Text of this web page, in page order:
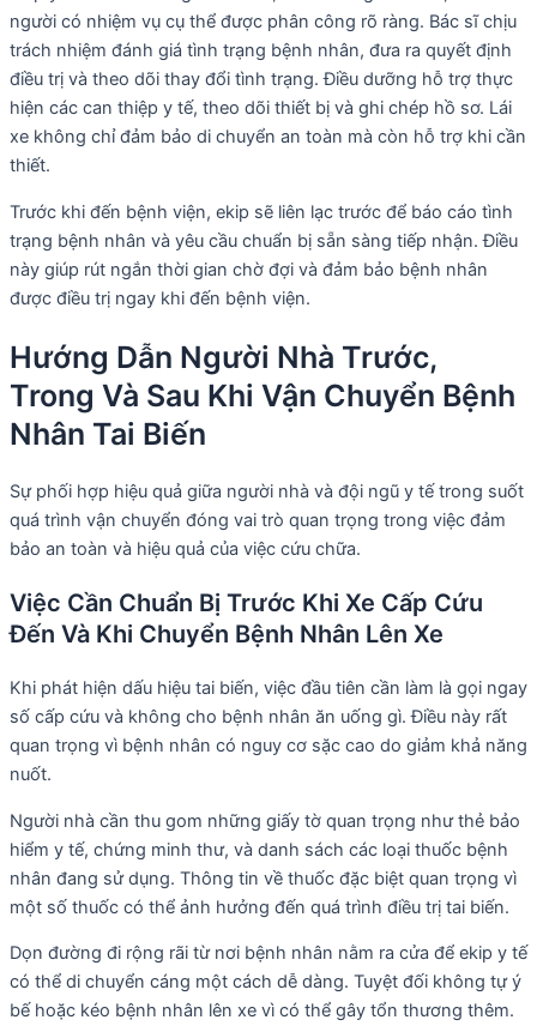
người có nhiệm vụ cụ thể được phân công rõ ràng. Bác sĩ chịu
trách nhiệm đánh giá tình trạng bệnh nhân, đưa ra quyết định
điều trị và theo dõi thay đổi tình trạng. Điều dưỡng hỗ trợ thực
hiện các can thiệp y tế, theo dõi thiết bị và ghi chép hồ sơ. Lái
xe không chỉ đảm bảo di chuyển an toàn mà còn hỗ trợ khi cần
thiết.
Trước khi đến bệnh viện, ekip sẽ liên lạc trước để báo cáo tình
trạng bệnh nhân và yêu cầu chuẩn bị sẵn sàng tiếp nhận. Điều
này giúp rút ngắn thời gian chờ đợi và đảm bảo bệnh nhân
được điều trị ngay khi đến bệnh viện.
Hướng Dẫn Người Nhà Trước,
Trong Và Sau Khi Vận Chuyển Bệnh
Nhân Tai Biến
Sự phối hợp hiệu quả giữa người nhà và đội ngũ y tế trong suốt
quá trình vận chuyển đóng vai trò quan trọng trong việc đảm
bảo an toàn và hiệu quả của việc cứu chữa.
Việc Cần Chuẩn Bị Trước Khi Xe Cấp Cứu
Đến Và Khi Chuyển Bệnh Nhân Lên Xe
Khi phát hiện dấu hiệu tai biến, việc đầu tiên cần làm là gọi ngay
số cấp cứu và không cho bệnh nhân ăn uống gì. Điều này rất
quan trọng vì bệnh nhân có nguy cơ sặc cao do giảm khả năng
nuốt.
Người nhà cần thu gom những giấy tờ quan trọng như thẻ bảo
hiểm y tế, chứng minh thư, và danh sách các loại thuốc bệnh
nhân đang sử dụng. Thông tin về thuốc đặc biệt quan trọng vì
một số thuốc có thể ảnh hưởng đến quá trình điều trị tai biến.
Dọn đường đi rộng rãi từ nơi bệnh nhân nằm ra cửa để ekip y tế
có thể di chuyển cáng một cách dễ dàng. Tuyệt đối không tự ý
bế hoặc kéo bệnh nhân lên xe vì có thể gây tổn thương thêm.